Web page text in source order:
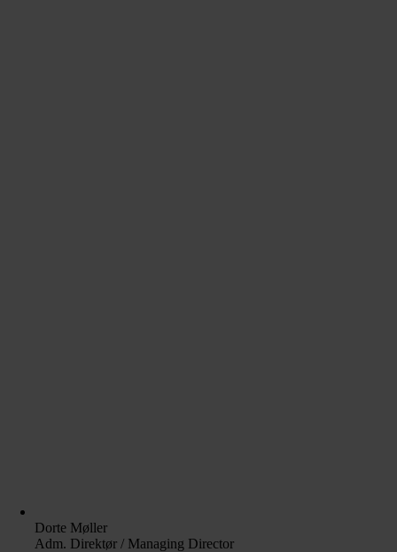
Dorte Møller
Adm. Direktør / Managing Director